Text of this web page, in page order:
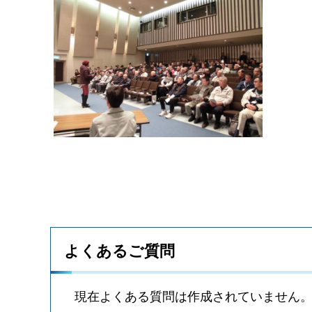
よくあるご質問
現在よくある質問は作成されていません。